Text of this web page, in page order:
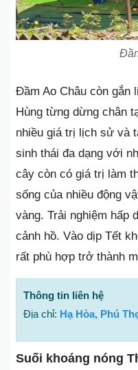
Đầm Ao Châu còn gắn
Hùng từng dừng chân
nhiều giá trị lịch sử và
sinh thái đa dạng với
cây còn có giá trị làm
sống của nhiều động
vàng. Trải nghiệm hấp
cảnh hồ. Vào dịp Tết
rất phù hợp trở thành
Thông tin liên hệ
Địa chỉ: Hạ Hòa, Phú
Suối khoáng nóng